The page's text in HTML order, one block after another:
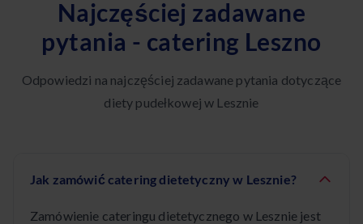
Najczęściej zadawane
pytania - catering Leszno
Odpowiedzi na najczęściej zadawane pytania dotyczące
diety pudełkowej w Lesznie
Jak zamówić catering dietetyczny w Lesznie?
Zamówienie cateringu dietetycznego w Lesznie jest